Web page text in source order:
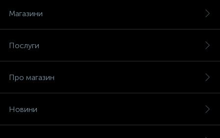
Магазини
Послуги
Про магазин
Новини